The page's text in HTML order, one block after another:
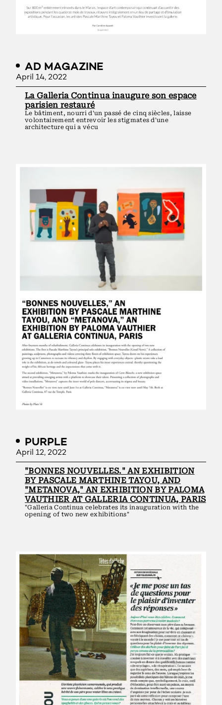
AD MAGAZINE
April 14, 2022
La Galleria Continua inaugure son espace
parisien restauré
Le bâtiment, nourri d'un passé de cinq siècles, laisse
volontairement entrevoir les stigmates d'une
architecture qui a vécu
PURPLE
April 12, 2022
"BONNES NOUVELLES." AN EXHIBITION
BY PASCALE MARTHINE TAYOU, AND
"METANOVA," AN EXHIBITION BY PALOMA
VAUTHIER AT GALLERIA CONTINUA, PARIS
"Galleria Continua celebrates its inauguration with the
opening of two new exhibitions"